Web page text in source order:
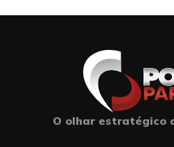
O olhar estratégico